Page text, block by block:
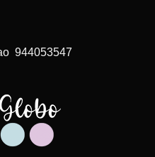
944053547